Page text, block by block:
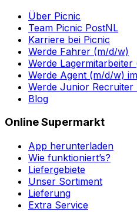
Über Picnic
Team Picnic PostNL
Karriere bei Picnic
Werde Fahrer (m/d/w)
Werde Lagermitarbeiter
Werde Agent (m/d/w)
Werde Junior Recruiter
Blog
Online Supermarkt
App herunterladen
Wie funktioniert’s?
Liefergebiete
Unser Sortiment
Lieferung
Extra Service